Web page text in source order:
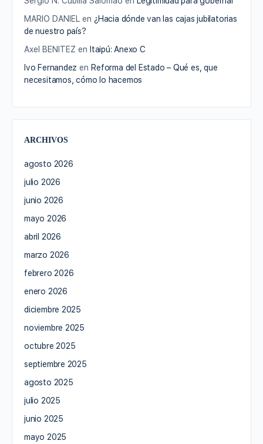
MARIO DANIEL en ¿Hacia dónde van las cajas jubilatorias
de nuestro país?
Axel BENITEZ en Itaipú: Anexo C
Ivo Fernandez enReforma del Estado – Qué es, que
necesitamos, cómo lo hacemos
ARCHIVOS
agosto 2026
julio 2026
junio 2026
mayo 2026
abril 2026
marzo 2026
febrero 2026
enero 2026
diciembre 2025
noviembre 2025
octubre 2025
septiembre 2025
agosto 2025
julio 2025
junio 2025
mayo 2025